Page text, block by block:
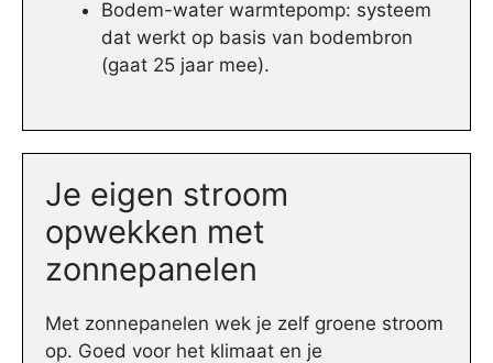
Bodem-water warmtepomp: systeem
dat werkt op basis van bodembron
(gaat 25 jaar mee).
Je eigen stroom
opwekken met
zonnepanelen
Met zonnepanelen wek je zelf groene stroom
op. Goed voor het klimaat en je